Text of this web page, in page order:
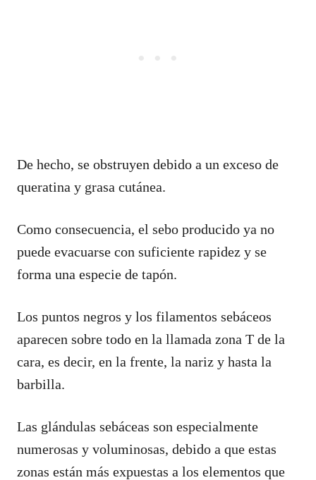
De hecho, se obstruyen debido a un exceso de
queratina y grasa cutánea.
Como consecuencia, el sebo producido ya no
puede evacuarse con suficiente rapidez y se
forma una especie de tapón.
Los puntos negros y los filamentos sebáceos
aparecen sobre todo en la llamada zona T de la
cara, es decir, en la frente, la nariz y hasta la
barbilla.
Las glándulas sebáceas son especialmente
numerosas y voluminosas, debido a que estas
zonas están más expuestas a los elementos que